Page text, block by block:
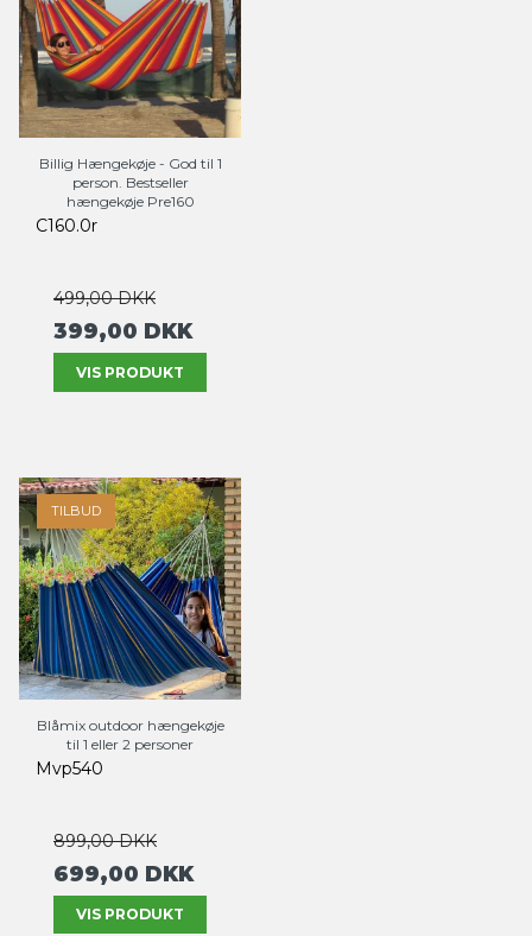
Billig Hængekøje - God til 1
person. Bestseller
hængekøje Pre160
C160.0r
499,00 DKK
399,00 DKK
VIS PRODUKT
TILBUD
Blåmix outdoor hængekøje
til 1 eller 2 personer
Mvp540
899,00 DKK
699,00 DKK
VIS PRODUKT